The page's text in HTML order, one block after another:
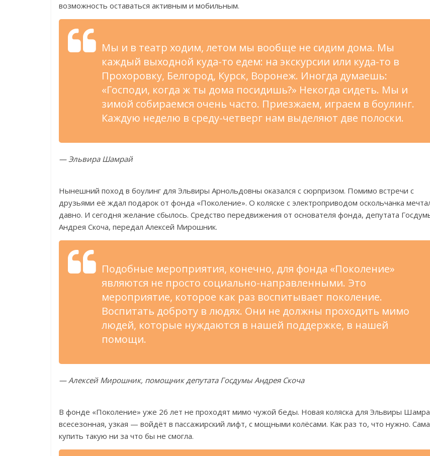
возможность оставаться активным и мобильным.
Мы и в театр ходим, летом мы вообще не сидим дома. Мы
каждый выходной куда-то едем: на экскурсии или куда-то в
Прохоровку, Белгород, Курск, Воронеж. Иногда думаешь:
«Господи, когда ж ты дома посидишь?» Некогда сидеть. Мы и
зимой собираемся очень часто. Приезжаем, играем в боулинг.
Каждую неделю в среду-четверг нам выделяют две полоски.
— Эльвира Шамрай
Нынешний поход в боулинг для Эльвиры Арнольдовны оказался с сюрпризом. Помимо встречи с
друзьями её ждал подарок от фонда «Поколение». О коляске с электроприводом оскольчанка
давно. И сегодня желание сбылось. Средство передвижения от основателя фонда, депутата
Андрея Скоча, передал Алексей Мирошник.
Подобные мероприятия, конечно, для фонда «Поколение»
являются не просто социально-направленными. Это
мероприятие, которое как раз воспитывает поколение.
Воспитать доброту в людях. Они не должны проходить мимо
людей, которые нуждаются в нашей поддержке, в нашей
помощи.
— Алексей Мирошник, помощник депутата Госдумы Андрея Скоча
В фонде «Поколение» уже 26 лет не проходят мимо чужой беды. Новая коляска для Эльвиры
всесезонная, узкая — войдёт в пассажирский лифт, с мощными колёсами. Как раз то, что нужно.
купить такую ни за что бы не смогла.